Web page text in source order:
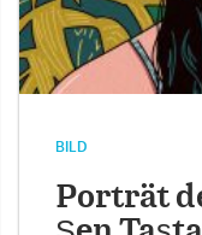
BILD
Porträt